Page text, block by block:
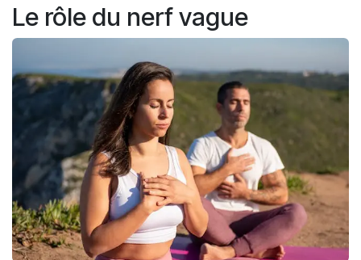
Le rôle du nerf vague